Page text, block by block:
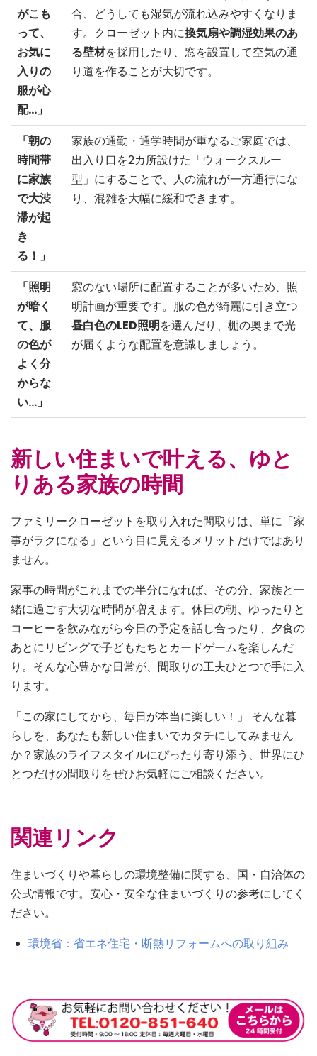
がこも
って、
お気に
入りの
服が心
配…」
合、どうしても湿気が流れ込みやすくなりま
す。クローゼット内に換気扇や調湿効果のあ
る壁材を採用したり、窓を設置して空気の通
り道を作ることが大切です。
「朝の
時間帯
に家族
で大渋
滞が起
き
る！」
家族の通勤・通学時間が重なるご家庭では、
出入り口を2カ所設けた「ウォークスルー
型」にすることで、人の流れが一方通行にな
り、混雑を大幅に緩和できます。
「照明
が暗く
て、服
の色が
よく分
からな
い…」
窓のない場所に配置することが多いため、照
明計画が重要です。服の色が綺麗に引き立つ
昼白色のLED照明を選んだり、棚の奥まで光
が届くような配置を意識しましょう。
新しい住まいで叶える、ゆと
りある家族の時間
ファミリークローゼットを取り入れた間取りは、単に「家
事がラクになる」という目に見えるメリットだけではあり
ません。
家事の時間がこれまでの半分になれば、その分、家族と一
緒に過ごす大切な時間が増えます。休日の朝、ゆったりと
コーヒーを飲みながら今日の予定を話し合ったり、夕食の
あとにリビングで子どもたちとカードゲームを楽しんだ
り。そんな心豊かな日常が、間取りの工夫ひとつで手に入
ります。
「この家にしてから、毎日が本当に楽しい！」 そんな暮
らしを、あなたも新しい住まいでカタチにしてみません
か？家族のライフスタイルにぴったり寄り添う、世界にひ
とつだけの間取りをぜひお気軽にご相談ください。
関連リンク
住まいづくりや暮らしの環境整備に関する、国・自治体の
公式情報です。安心・安全な住まいづくりの参考にしてく
ださい。
環境省：省エネ住宅・断熱リフォームへの取り組み